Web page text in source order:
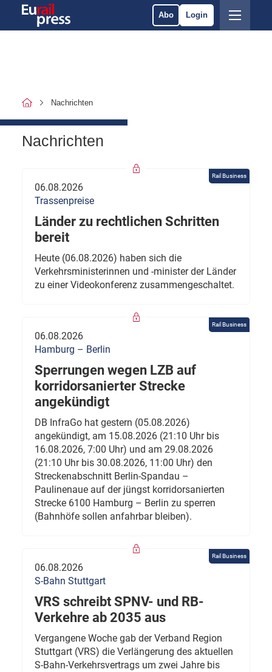
Abo Login
Nachrichten
Nachrichten
Rail Business
06.08.2026
Trassenpreise
Länder zu rechtlichen Schritten
bereit
Heute (06.08.2026) haben sich die
Verkehrsministerinnen und -minister der Länder
zu einer Videokonferenz zusammengeschaltet.
Rail Business
06.08.2026
Hamburg – Berlin
Sperrungen wegen LZB auf
korridorsanierter Strecke
angekündigt
DB InfraGo hat gestern (05.08.2026)
angekündigt, am 15.08.2026 (21:10 Uhr bis
16.08.2026, 7:00 Uhr) und am 29.08.2026
(21:10 Uhr bis 30.08.2026, 11:00 Uhr) den
Streckenabschnitt Berlin-Spandau –
Paulinenaue auf der jüngst korridorsanierten
Strecke 6100 Hamburg – Berlin zu sperren
(Bahnhöfe sollen anfahrbar bleiben).
Rail Business
06.08.2026
S-Bahn Stuttgart
VRS schreibt SPNV- und RB-
Verkehre ab 2035 aus
Vergangene Woche gab der Verband Region
Stuttgart (VRS) die Verlängerung des aktuellen
S-Bahn-Verkehrsvertrags um zwei Jahre bis